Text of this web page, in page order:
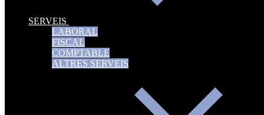
SERVEIS
LABORAL
FISCAL
COMPTABLE
ALTRES SERVEIS